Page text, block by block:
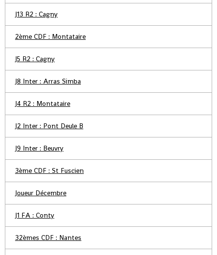
J13 R2 : Cagny
2ème CDF : Montataire
J5 R2 : Cagny
J8 Inter : Arras Simba
J4 R2 : Montataire
J2 Inter : Pont Deule B
J9 Inter : Beuvry
3ème CDF : St Fuscien
Joueur Décembre
J1 FA : Conty
32èmes CDF : Nantes